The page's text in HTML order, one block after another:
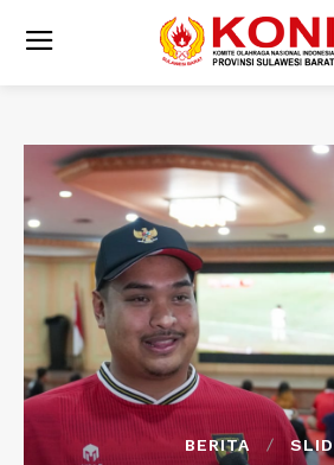
BERITA